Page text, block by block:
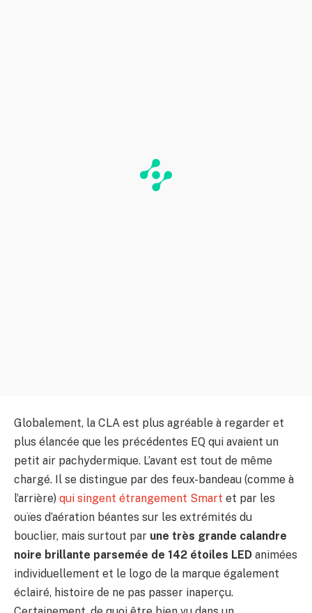
Globalement, la CLA est plus agréable à regarder et
plus élancée que les précédentes EQ qui avaient un
petit air pachydermique. L’avant est tout de même
chargé. Il se distingue par des feux-bandeau (comme à
l’arrière) qui singent étrangement Smart et par les
ouïes d’aération béantes sur les extrémités du
bouclier, mais surtout par une très grande calandre
noire brillante parsemée de 142 étoiles LED animées
individuellement et le logo de la marque également
éclairé, histoire de ne pas passer inaperçu.